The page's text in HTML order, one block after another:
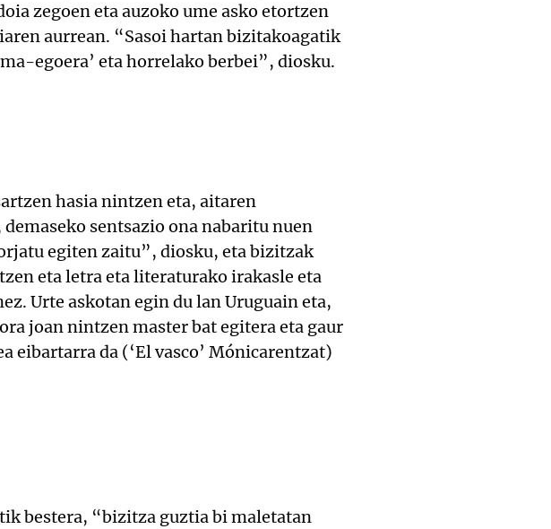
zegoen eta auzoko ume asko etortzen
aurrean. “Sasoi hartan bizitakoagatik
egoera’ eta horrelako berbei”, diosku.
hasia nintzen eta, aitaren
sentsazio ona nabaritu nuen
egiten zaitu”, diosku, eta bizitzak
eta letra eta literaturako irakasle eta
Urte askotan egin du lan Uruguain eta,
joan nintzen master bat egitera eta gaur
eibartarra da (‘El vasco’ Mónicarentzat)
bestera, “bizitza guztia bi maletatan